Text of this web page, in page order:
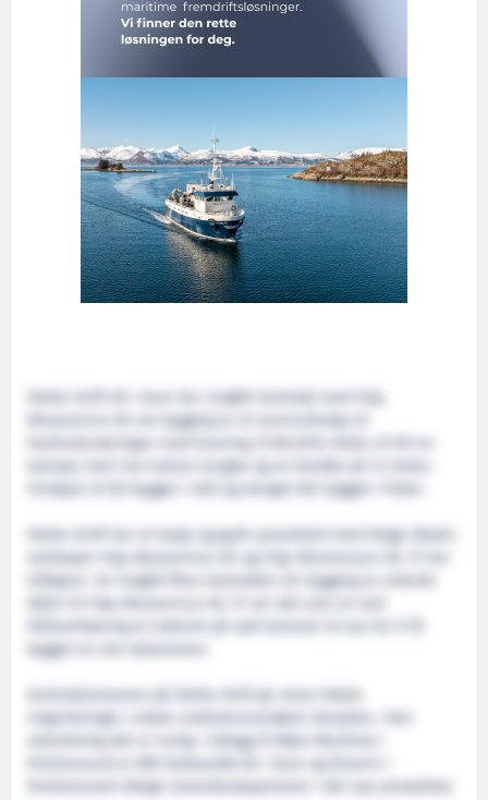
Sletta Verft AS i Aure har inngått kontrakt med Frøy
Akvaservice AS om bygging av et servicefartøy til
havbruksnæringen med levering 31.08.2016. Dette vil bli en
kjempe med 14,9 meters lengde og en bredde på 12 meter.
Fartøyet vil bli bygget i stål og skroget blir bygget i Polen.
Sletta Verft har et langt og godt samarbeid med Helge Gåsø's
selskaper Frøy Akvaservice AS og Frøy Akvaressurs AS. Vi har
tidligere i år inngått flere kontrakter for bygging av arbeids
båter til Frøy Akvaservice AS. Vi ser det som en stor
bygget en stor katamaran.
Kontraktsmassen på Sletta Verft gir store lokale
ringvirkninger. Lokale underleverandører benyttes i den
utstrekning det er mulig. I tillegg til Møre Maritime i
Kristiansund er MB Hydraulikk AS i Aure og Elmarin i
Kristiansund viktige samarbeidspartnere i det nye prosjektet.